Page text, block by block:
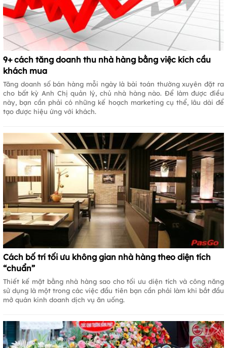
9+ cách tăng doanh thu nhà hàng bằng việc kích cầu
khách mua
Tăng doanh số bán hàng mỗi ngày là bài toán thường xuyên đặt ra
cho bất kỳ Anh Chị quản lý, chủ nhà hàng nào. Để làm được điều
này, bạn cần phải có những kế hoạch marketing cụ thể, lâu dài để
tạo được hiệu ứng với khách.
Cách bố trí tối ưu không gian nhà hàng theo diện tích
“chuẩn”
Thiết kế mặt bằng nhà hàng sao cho tối ưu diện tích và công năng
sử dụng là một trong các việc đầu tiên bạn cần phải làm khi bắt đầu
mở quán kinh doanh dịch vụ ăn uống.